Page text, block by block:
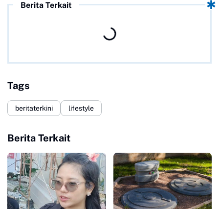
Berita Terkait
Tags
beritaterkini lifestyle
Berita Terkait